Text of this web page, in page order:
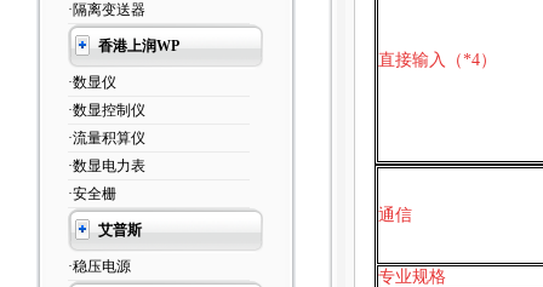
·隔离变送器
香港上润WP
·数显仪
·数显控制仪
·流量积算仪
·数显电力表
·安全栅
艾普斯
·稳压电源
直接输入（*4）
通信
专业规格